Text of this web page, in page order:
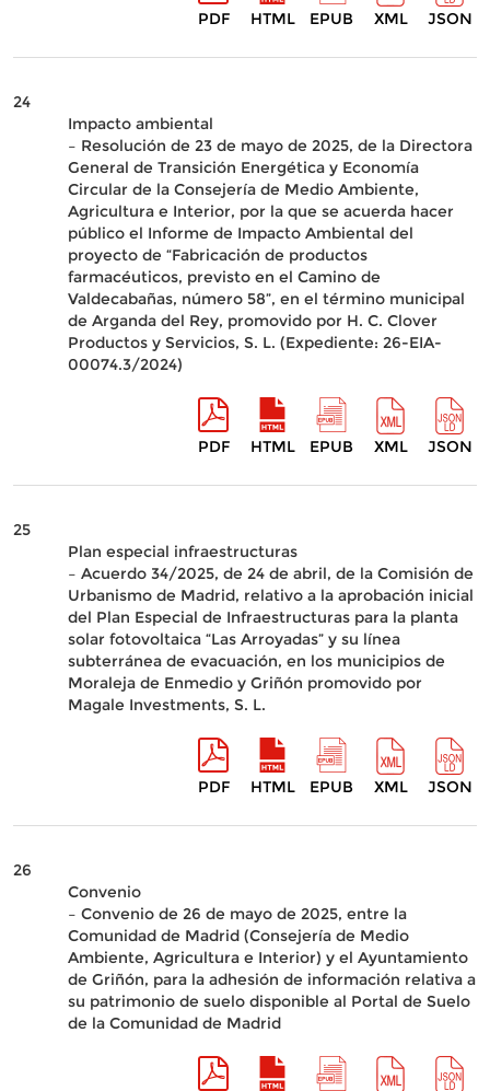
PDF HTML EPUB XML JSON
24
Impacto ambiental
– Resolución de 23 de mayo de 2025, de la Directora
General de Transición Energética y Economía
Circular de la Consejería de Medio Ambiente,
Agricultura e Interior, por la que se acuerda hacer
público el Informe de Impacto Ambiental del
proyecto de “Fabricación de productos
farmacéuticos, previsto en el Camino de
Valdecabañas, número 58”, en el término municipal
de Arganda del Rey, promovido por H. C. Clover
Productos y Servicios, S. L. (Expediente: 26-EIA-
00074.3/2024)
PDF HTML EPUB XML JSON
25
Plan especial infraestructuras
– Acuerdo 34/2025, de 24 de abril, de la Comisión de
Urbanismo de Madrid, relativo a la aprobación inicial
del Plan Especial de Infraestructuras para la planta
solar fotovoltaica “Las Arroyadas” y su línea
subterránea de evacuación, en los municipios de
Moraleja de Enmedio y Griñón promovido por
Magale Investments, S. L.
PDF HTML EPUB XML JSON
26
Convenio
– Convenio de 26 de mayo de 2025, entre la
Comunidad de Madrid (Consejería de Medio
Ambiente, Agricultura e Interior) y el Ayuntamiento
de Griñón, para la adhesión de información relativa a
su patrimonio de suelo disponible al Portal de Suelo
de la Comunidad de Madrid